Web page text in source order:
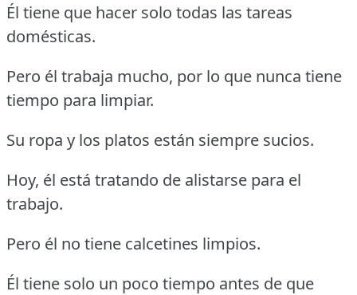
Él tiene que hacer solo todas las tareas
domésticas.
Pero él trabaja mucho, por lo que nunca tiene
tiempo para limpiar.
Su ropa y los platos están siempre sucios.
Hoy, él está tratando de alistarse para el
trabajo.
Pero él no tiene calcetines limpios.
Él tiene solo un poco tiempo antes de que